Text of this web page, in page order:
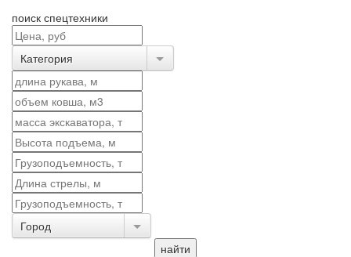
поиск спецтехники
Категория
Город